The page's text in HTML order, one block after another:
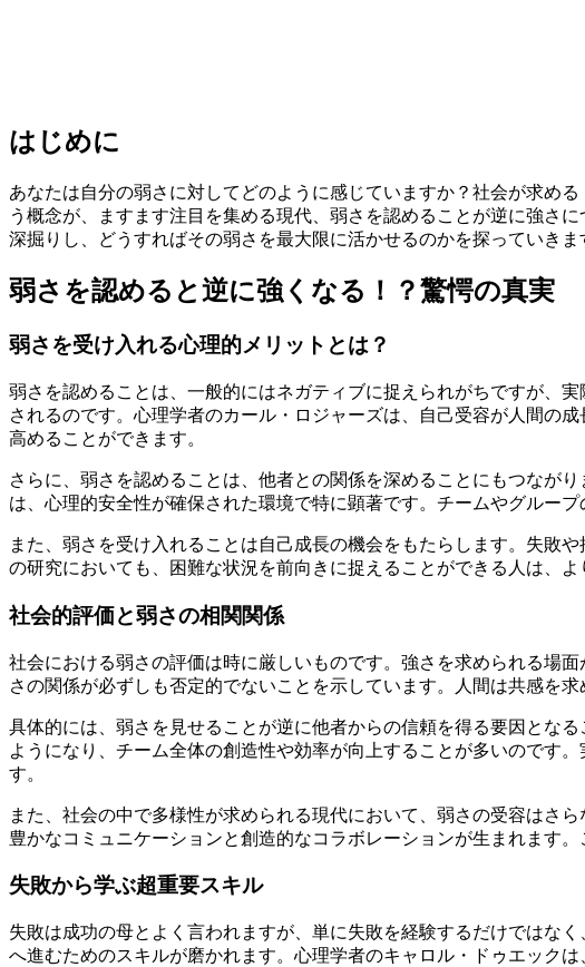
はじめに
あなたは自分の弱さに対してどのように感じていますか？社会が求め
う概念が、ますます注目を集める現代、弱さを認めることが逆に強さ
深掘りし、どうすればその弱さを最大限に活かせるのかを探っていき
弱さを認めると逆に強くなる！？驚愕の真実
弱さを受け入れる心理的メリットとは？
弱さを認めることは、一般的にはネガティブに捉えられがちですが、
されるのです。心理学者のカール・ロジャーズは、自己受容が人間の
高めることができます。
さらに、弱さを認めることは、他者との関係を深めることにもつなが
は、心理的安全性が確保された環境で特に顕著です。チームやグルー
また、弱さを受け入れることは自己成長の機会をもたらします。失敗
の研究においても、困難な状況を前向きに捉えることができる人は、
社会的評価と弱さの相関関係
社会における弱さの評価は時に厳しいものです。強さを求められる場
さの関係が必ずしも否定的でないことを示しています。人間は共感を
具体的には、弱さを見せることが逆に他者からの信頼を得る要因とな
ようになり、チーム全体の創造性や効率が向上することが多いのです
す。
また、社会の中で多様性が求められる現代において、弱さの受容はさ
豊かなコミュニケーションと創造的なコラボレーションが生まれます
失敗から学ぶ超重要スキル
失敗は成功の母とよく言われますが、単に失敗を経験するだけではな
へ進むためのスキルが磨かれます。心理学者のキャロル・ドゥエック